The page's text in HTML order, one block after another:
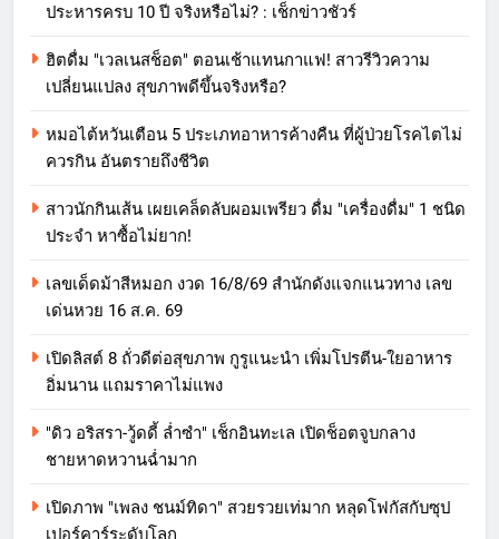
ประหารครบ 10 ปี จริงหรือไม่? : เช็กข่าวชัวร์
ฮิตดื่ม "เวลเนสช็อต" ตอนเช้าแทนกาแฟ! สาวรีวิวความ
เปลี่ยนแปลง สุขภาพดีขึ้นจริงหรือ?
หมอไต้หวันเตือน 5 ประเภทอาหารค้างคืน ที่ผู้ป่วยโรคไตไม่
ควรกิน อันตรายถึงชีวิต
สาวนักกินเส้น เผยเคล็ดลับผอมเพรียว ดื่ม "เครื่องดื่ม" 1 ชนิด
ประจำ หาซื้อไม่ยาก!
เลขเด็ดม้าสีหมอก งวด 16/8/69 สำนักดังแจกแนวทาง เลข
เด่นหวย 16 ส.ค. 69
เปิดลิสต์ 8 ถั่วดีต่อสุขภาพ กูรูแนะนำ เพิ่มโปรตีน-ใยอาหาร
อิ่มนาน แถมราคาไม่แพง
"ดิว อริสรา-วู้ดดี้ ล่ำซำ" เช็กอินทะเล เปิดช็อตจูบกลาง
ชายหาดหวานฉ่ำมาก
เปิดภาพ "เพลง ชนม์ทิดา" สวยรวยเท่มาก หลุดโฟกัสกับซุป
เปอร์คาร์ระดับโลก